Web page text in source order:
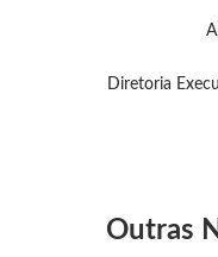
Diretoria
Outras